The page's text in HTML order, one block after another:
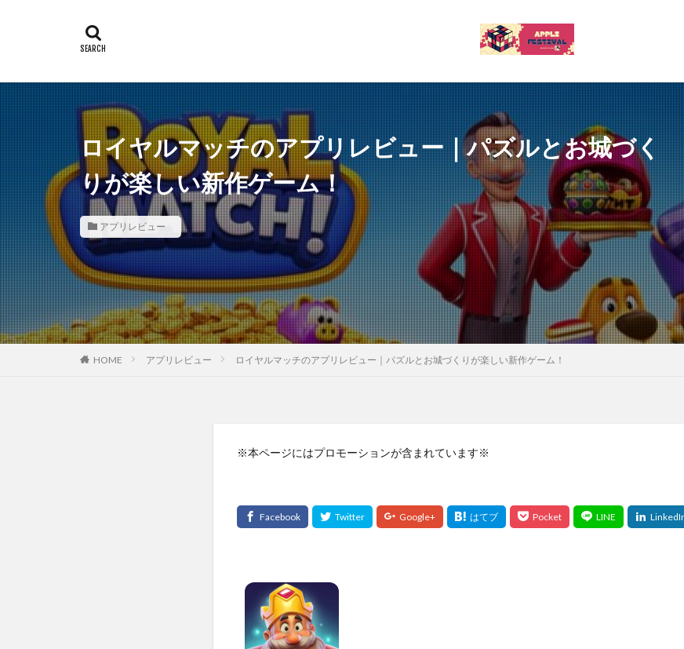
ロイヤルマッチのアプリレビュー｜パズルとお城づく
りが楽しい新作ゲーム！
アプリレビュー
HOME アプリレビュー ロイヤルマッチのアプリレビュー｜パズルとお城づくりが楽しい新作ゲーム！
※本ページにはプロモーションが含まれています※